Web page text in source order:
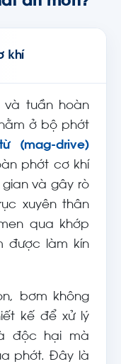
khí
tuần hoàn
ở bộ phớt
(mag-drive)
phớt cơ khí
và gây rò
xuyên thân
qua khớp
được làm kín
bơm không
kế để xử lý
độc hại mà
phớt. Đây là